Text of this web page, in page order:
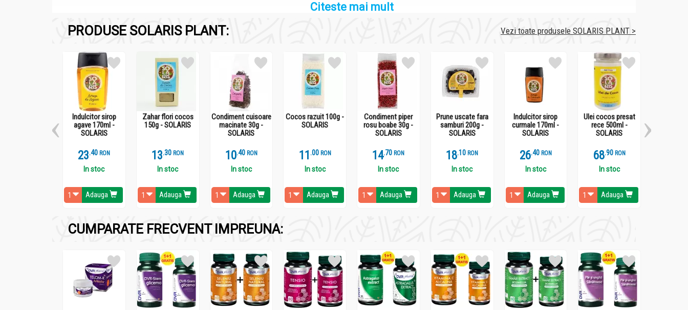
Compozitie
Hrisca coapta boabe 500g - SOLARIS
Hrisca boabe.
Recomandari
Hrisca coapta boabe 500g - SOLARIS
Este recomandata pentru cei care sufera de afectiuni cardio-vasculare si hipertensiune arteriala.
Administrare
Hrisca poate fi considerata un aliment medicament, de aceea este folosita ca aliment de baza, in diferite diete, in regimul Oshawa si in cazul bolii celiace.
Poate fi preparata la fel ca orezul cu legume, doar ca timpul de fierbere e mult mai scurt. Se prepara din hrisca si droburi, diferite sortimente de paine,
preparate dulci de tip budinci si produse de patiserie.
Citeste mai mult
PRODUSE SOLARIS PLANT: Vezi toate produsele SOLARIS PLANT >
Indulcitor sirop
agave 170ml -
SOLARIS
23.4 RON
In stoc
Adauga
Zahar flori cocos
150g - SOLARIS
13.3 RON
In stoc
Adauga
Condiment cuisoare
macinate 30g -
SOLARIS
10.4 RON
In stoc
Adauga
Cocos razuit 100g -
SOLARIS
11 .0 RON
In stoc
Adauga
Condiment piper
rosu boabe 30g -
SOLARIS
14.7 RON
In stoc
Adauga
Prune uscate fara
samburi 200g -
SOLARIS
18.1 RON
In stoc
Adauga
Indulcitor sirop
curmale 170ml -
SOLARIS
26.4 RON
In stoc
Adauga
Ulei cocos presat
rece 500ml -
SOLARIS
68.9 RON
In stoc
Adauga
CUMPARATE FRECVENT IMPREUNA: